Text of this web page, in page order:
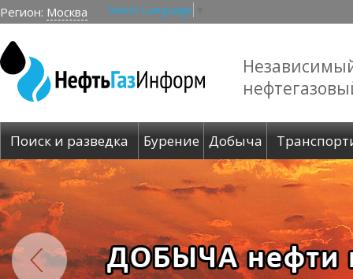
Регион: Москва Select Language
Поиск и разведка Бурение Добыча